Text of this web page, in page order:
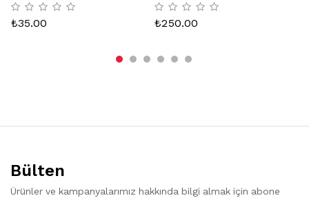
₺35.00 ₺250.00
Bülten
Ürünler ve kampanyalarımız hakkında bilgi almak için abone